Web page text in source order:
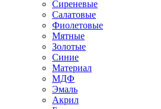
Сиреневые
Салатовые
Фиолетовые
Мятные
Золотые
Синие
Материал
МДФ
Эмаль
Акрил